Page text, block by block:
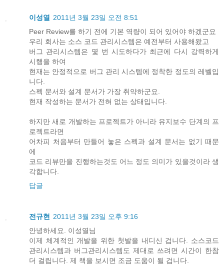
이성열
2011년 3월 23일 오전 8:51
Peer Review를 하기 전에 기본 역량이 되어 있어야 하겠군요
우리 회사는 소스 코드 관리시스템은 예전부터 사용해왔고
버그 관리시스템은 몇 번 시도하다가 최근에 다시 강력하게
시행을 하여
현재는 안정적으로 버그 관리 시스템에 정착한 정도의 레벨입
니다.
스펙 문서와 설계 문서가 가장 취약하군요.
현재 작성하는 문서가 전혀 없는 상태입니다.
하지만 새로 개발하는 프로젝트가 아니라 유지보수 단계의 프
로젝트라면
어차피 처음부터 만들어 놓은 스펙과 설계 문서는 없기 때문
에
코드 리뷰만을 진행하는것도 어느 정도 의미가 있을것이라 생
각합니다.
답글
전규현
2011년 3월 23일 오후 9:16
안녕하세요. 이성열님
이제 체계적인 개발을 위한 첫발을 내디신 겁니다. 소스코드
관리시스템과 버그관리시스템도 제대로 쓰려면 시간이 한참
더 걸립니다. 제 책을 보시면 조금 도움이 될 겁니다.